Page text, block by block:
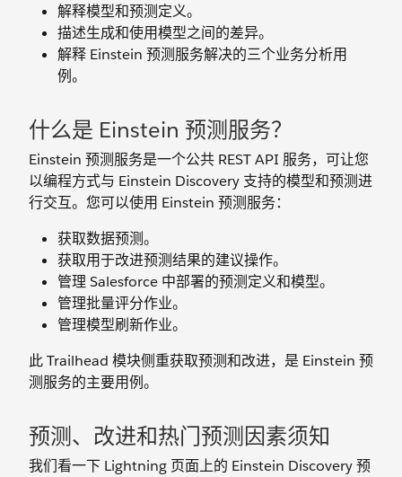
解释模型和预测定义。
描述生成和使用模型之间的差异。
解释 Einstein 预测服务解决的三个业务分析用
例。
什么是 Einstein 预测服务？
Einstein 预测服务是一个公共 REST API 服务，可让您
以编程方式与 Einstein Discovery 支持的模型和预测进
行交互。您可以使用 Einstein 预测服务：
获取数据预测。
获取用于改进预测结果的建议操作。
管理 Salesforce 中部署的预测定义和模型。
管理批量评分作业。
管理模型刷新作业。
此 Trailhead 模块侧重获取预测和改进，是 Einstein 预
测服务的主要用例。
预测、改进和热门预测因素须知
我们看一下 Lightning 页面上的 Einstein Discovery 预